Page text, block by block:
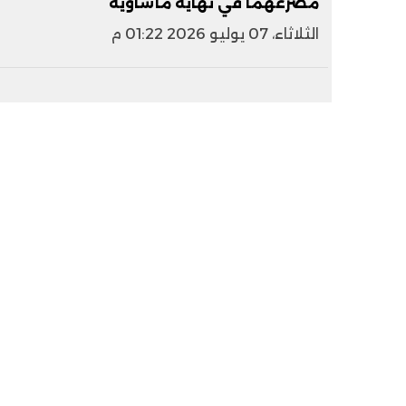
الثلاثاء، 07 يوليو 2026 01:22 م